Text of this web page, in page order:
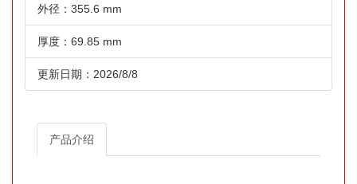
外径：355.6 mm
厚度：69.85 mm
更新日期：2026/8/8
产品介绍